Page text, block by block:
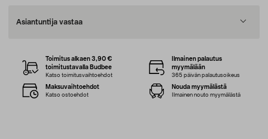
Asiantuntija vastaa
Toimitus alkaen 3,90 €
toimitustavalla Budbee
Katso toimitusvaihtoehdot
Ilmainen palautus
myymälään
365 päivän palautusoikeus
Maksuvaihtoehdot
Katso ostoehdot
Nouda myymälästä
Ilmainen nouto myymälästä